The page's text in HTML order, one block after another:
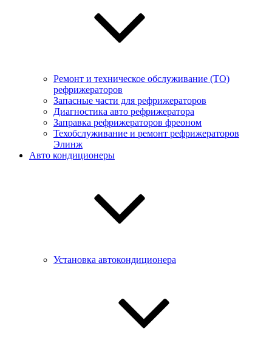
Ремонт и техническое обслуживание (ТО)
рефрижераторов
Запасные части для рефрижераторов
Диагностика авто рефрижератора
Заправка рефрижераторов фреоном
Техобслуживание и ремонт рефрижераторов
Элинж
Авто кондиционеры
Установка автокондиционера